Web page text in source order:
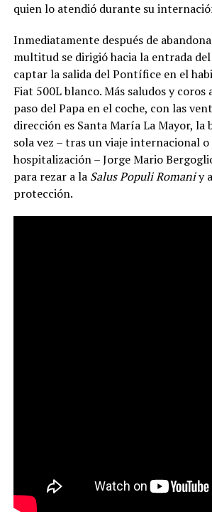
quien lo atendió durante su
Inmediatamente después de
multitud se dirigió hacia la entrada
captar la salida del Pontífice en el
Fiat 500L blanco. Más saludos y
paso del Papa en el coche, con las
dirección es Santa María La Mayor, la
sola vez – tras un viaje internacional
hospitalización – Jorge Mario
para rezar a la Salus Populi Romaniy
protección.